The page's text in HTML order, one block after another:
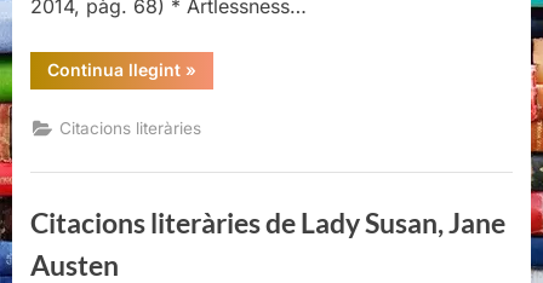
2014, pàg. 68) * Artlessness…
Continua llegint“Citacions
literàries
Lady
Susan,
Austen”
»
Citacions literàries
Citacions literàries de Lady Susan, Jane
Austen